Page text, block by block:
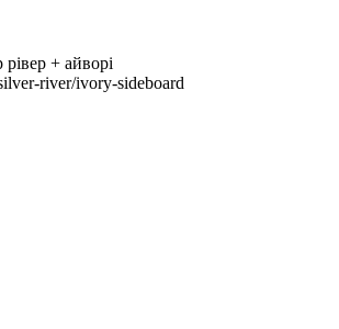
+ айворі
river/ivory-sideboard